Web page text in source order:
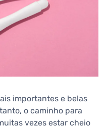
importantes e belas
o caminho para
vezes estar cheio